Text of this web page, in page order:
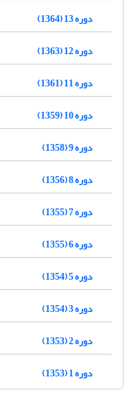
دوره 13 (1364)
دوره 12 (1363)
دوره 11 (1361)
دوره 10 (1359)
دوره 9 (1358)
دوره 8 (1356)
دوره 7 (1355)
دوره 6 (1355)
دوره 5 (1354)
دوره 3 (1354)
دوره 2 (1353)
دوره 1 (1353)